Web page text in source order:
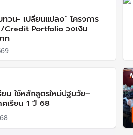
ห้นักเรียนชั้นประถมศึกษาปีที่ 1 จำนวน
ปัจจุบันคือ กระทรวงดิจิทัลเพื่อเศรษฐกิ
ารประกวดราคาจัดซื้อแท็บเล็ต วงเงิ
ฮั้วประมูล ทำให้การกระจายแท็บเล็ตล่
ดยคณะรักษาความสงบแห่งชาติ (คสช
ยุติลง โดยที่ประชุมเพื่อพิจารณาโคร
กับดูแลฝ่ายสังคมจิตวิทยา เป็นประธา
ค่าและไม่เหมาะสม ดังนี้
น อาจใช้งานหมุนเวียนกันได้ จึงไม่คุ้ม
ทวน- เปลี่ยนแปลง” โครงการ
Credit Portfolio วงเงิน
ท
ยน ใช้หลักสูตรใหม่ปฐมวัย–
เรียน 1 ปี 68